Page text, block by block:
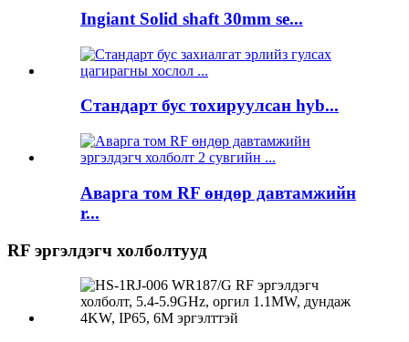
Ingiant Solid shaft 30mm se...
Стандарт бус тохируулсан hyb...
Аварга том RF өндөр давтамжийн
r...
RF эргэлдэгч холболтууд